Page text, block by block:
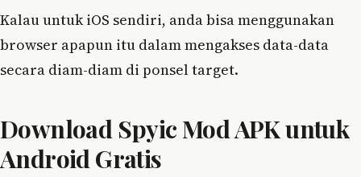
Kalau untuk iOS sendiri, anda bisa menggunakan
browser apapun itu dalam mengakses data-data
secara diam-diam di ponsel target.
Download Spyic Mod APK untuk
Android Gratis